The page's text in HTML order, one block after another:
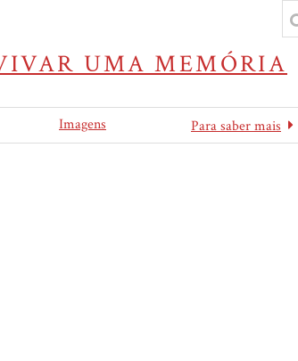
UMA MEMÓRIA
Imagens Para saber mais